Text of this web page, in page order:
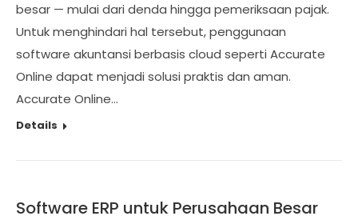
besar — mulai dari denda hingga pemeriksaan pajak.
Untuk menghindari hal tersebut, penggunaan
software akuntansi berbasis cloud seperti Accurate
Online dapat menjadi solusi praktis dan aman.
Accurate Online…
Details
Software ERP untuk Perusahaan Besar